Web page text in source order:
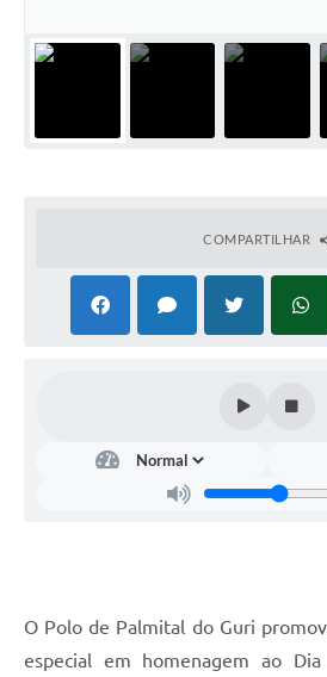
COMPARTILHAR
O Polo de Palmital do Guri
especial em homenagem ao